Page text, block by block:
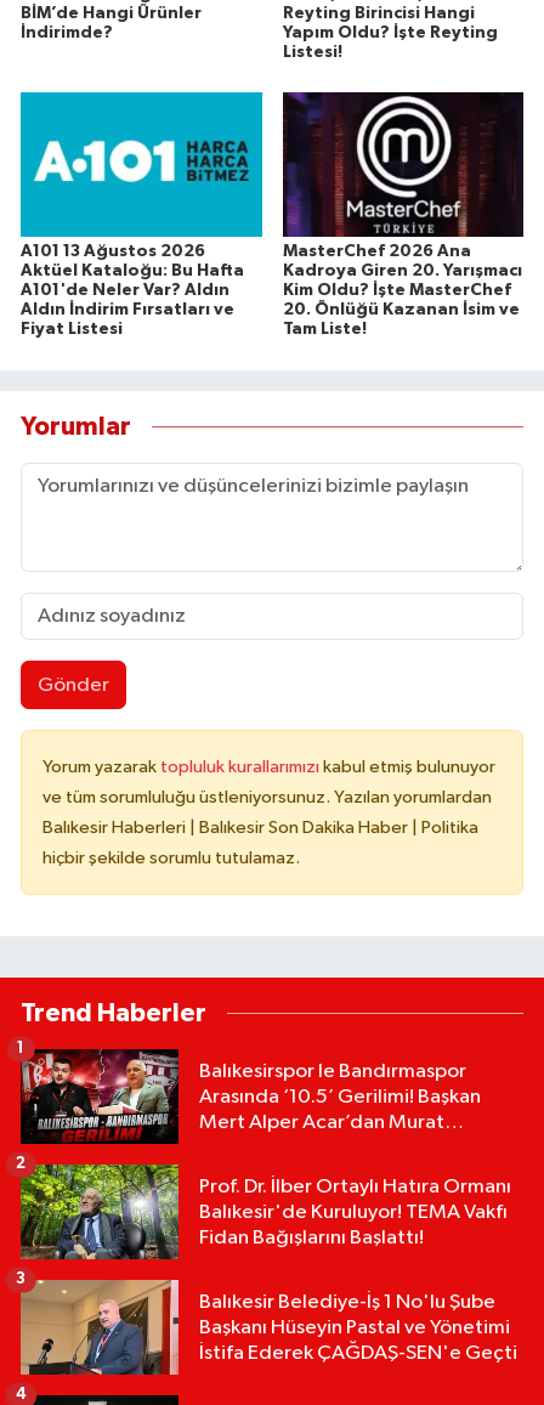
BİM’de Hangi Ürünler
İndirimde?
Reyting Birincisi Hangi
Yapım Oldu? İşte Reyting
Listesi!
A101 13 Ağustos 2026
Aktüel Kataloğu: Bu Hafta
A101'de Neler Var? Aldın
Aldın İndirim Fırsatları ve
Fiyat Listesi
MasterChef 2026 Ana
Kadroya Giren 20. Yarışmacı
Kim Oldu? İşte MasterChef
20. Önlüğü Kazanan İsim ve
Tam Liste!
Yorumlar
Gönder
Yorum yazarak topluluk kurallarımızı kabul etmiş bulunuyor
ve tüm sorumluluğu üstleniyorsunuz. Yazılan yorumlardan
Balıkesir Haberleri | Balıkesir Son Dakika Haber | Politika
hiçbir şekilde sorumlu tutulamaz.
Trend Haberler
Balıkesirspor le Bandırmaspor
Arasında ‘10.5’ Gerilimi! Başkan
Mert Alper Acar’dan Murat
Prof. Dr. İlber Ortaylı Hatıra Ormanı
Balıkesir'de Kuruluyor! TEMA Vakfı
Fidan Bağışlarını Başlattı!
2
Balıkesir Belediye-İş 1 No'lu Şube
Başkanı Hüseyin Pastal ve Yönetimi
İstifa Ederek ÇAĞDAŞ-SEN'e Geçti
3
4